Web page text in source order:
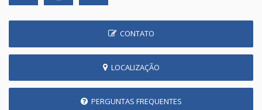
CONTATO
LOCALIZAÇÃO
PERGUNTAS FREQUENTES